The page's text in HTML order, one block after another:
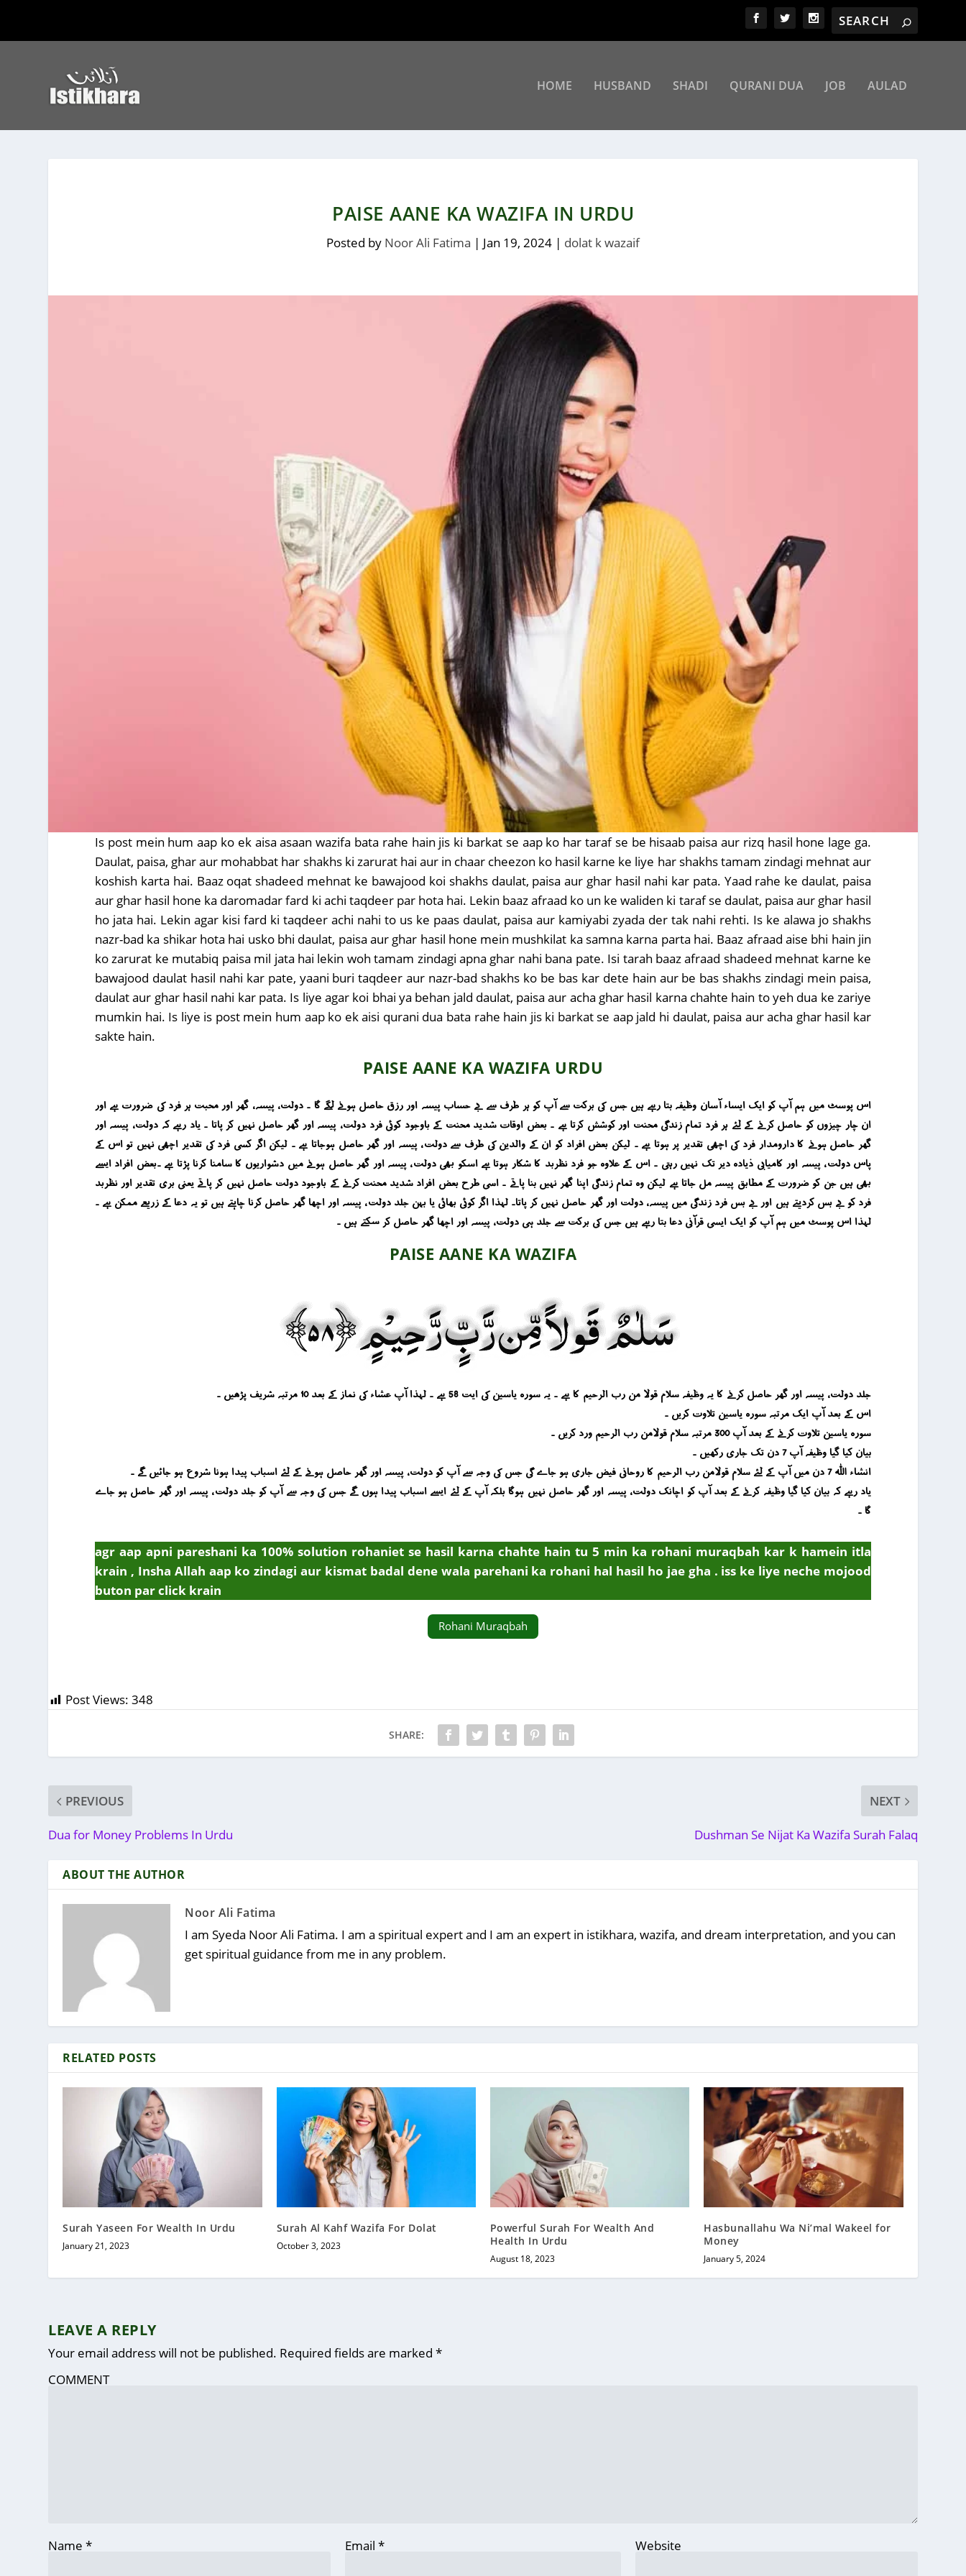
HOME HUSBAND SHADI QURANI DUA JOB AULAD
PAISE AANE KA WAZIFA IN URDU
Posted by Noor Ali Fatima | Jan 19, 2024 | dolat k wazaif
Is post mein hum aap ko ek aisa asaan wazifa bata rahe hain jis ki barkat se aap ko har taraf se be hisaab paisa aur rizq hasil hone lage ga.
Daulat, paisa, ghar aur mohabbat har shakhs ki zarurat hai aur in chaar cheezon ko hasil karne ke liye har shakhs tamam zindagi mehnat aur
koshish karta hai. Baaz oqat shadeed mehnat ke bawajood koi shakhs daulat, paisa aur ghar hasil nahi kar pata. Yaad rahe ke daulat, paisa
aur ghar hasil hone ka daromadar fard ki achi taqdeer par hota hai. Lekin baaz afraad ko un ke waliden ki taraf se daulat, paisa aur ghar hasil
ho jata hai. Lekin agar kisi fard ki taqdeer achi nahi to us ke paas daulat, paisa aur kamiyabi zyada der tak nahi rehti. Is ke alawa jo shakhs
nazr-bad ka shikar hota hai usko bhi daulat, paisa aur ghar hasil hone mein mushkilat ka samna karna parta hai. Baaz afraad aise bhi hain jin
ko zarurat ke mutabiq paisa mil jata hai lekin woh tamam zindagi apna ghar nahi bana pate. Isi tarah baaz afraad shadeed mehnat karne ke
bawajood daulat hasil nahi kar pate, yaani buri taqdeer aur nazr-bad shakhs ko be bas kar dete hain aur be bas shakhs zindagi mein paisa,
daulat aur ghar hasil nahi kar pata. Is liye agar koi bhai ya behan jald daulat, paisa aur acha ghar hasil karna chahte hain to yeh dua ke zariye
mumkin hai. Is liye is post mein hum aap ko ek aisi qurani dua bata rahe hain jis ki barkat se aap jald hi daulat, paisa aur acha ghar hasil kar
sakte hain.
PAISE AANE KA WAZIFA URDU
اس پوسٹ میں ہم آپ کو ایک ایساء آسان وظیفہ بتا رہے ہیں جس کی برکت سے آپ کو ہر طرف سے بے حساب پیسہ اور رزق حاصل ہونے لگے گا ۔ دولت ، پیسہ ، گھر اور محبت ہر فرد کی ضرورت ہے اور
ان چار چیزوں کو حاصل کرنے کے لئے ہر فرد تمام زندگی محنت اور کوشش کرتا ہے ۔ بعض اوقات شدید محنت کے باوجود کوئی فرد دولت ، پیسہ اور گھر حاصل نہیں کر پاتا ۔ یاد رہے کہ دولت ، پیسہ اور
گھر حاصل ہونے کا دارومدار فرد کی اچھی تقدیر پر ہوتا ہے ۔ لیکن بعض افراد کو ان کے والدین کی طرف سے دولت ، پیسہ اور گھر حاصل ہوجاتا ہے ۔ لیکن اگر کسی فرد کی تقدیر اچھی نہیں تو اس کے
پاس دولت ، پیسہ اور کامیابی ذیادہ دیر تک نہیں رہتی ۔ اس کے علاوہ جو فرد نظربد کا شکار ہوتا ہے اسکو بھی دولت ، پیسہ اور گھر حاصل ہونے میں دشواریوں کا سامنا کرنا پڑتا ہے ۔بعض افراد ایسے
بھی ہیں جن کو ضرورت کے مطابق پیسہ مل جاتا ہے لیکن وہ تمام زندگی اپنا گھر نہیں بنا پاتے ۔ اسی طرح بعض افراد شدید محنت کرنے کے باوجود دولت حاصل نہیں کر پاتے یعنی بری تقدیر اور نظربد
فرد کو بے بس کردیتے ہیں اور بے بس فرد زندگی میں پیسہ ، دولت اور گھر حاصل نہیں کر پاتا۔ لہذا اگر کوئی بھائی یا بہن جلد دولت ، پیسہ اور اچھا گھر حاصل کرنا چاہتے ہیں تو یہ دعا کے زریعے ممکن ہے ۔
لہذا اس پوسٹ میں ہم آپ کو ایک ایسی قرآنی دعا بتا رہے ہیں جس کی برکت سے جلد ہی دولت ، پیسہ اور اچھا گھر حاصل کر سکتے ہیں ۔
PAISE AANE KA WAZIFA
جلد دولت ، پیسہ اور گھر حاصل کرنے کا یہ وظیفہ سلام قولا من رب الرحیم کا ہے ۔ یہ سورہ یاسین کی ایت 58 ہے ۔ لہذا آپ عشاء کی نماز کے بعد 10 مرتبہ شریف پڑھیں ۔
اس کے بعد آپ ایک مرتبہ سورہ یاسین تلاوت کریں ۔
سورہ یاسین تلاوت کرنے کے بعد آپ 300 مرتبہ سلام قولامن رب الرحیم ورد کریں ۔
بیان کیا گیا وظیفہ آپ 7 دن تک جاری رکھیں ۔
انشاء اللہ 7 دن میں آپ کے لئے سلام قولامن رب الرحیم کا روحانی فیض جاری ہو جاے گی جس کی وجہ سے آپ کو دولت ، پیسہ اور گھر حاصل ہونے کے لئے اسباب پیدا ہونا شروع ہو جائیں گے ۔
یاد رہے کہ بیان کیا گیا وظیفہ کرنے کے بعد آپ کو اچانک دولت ، پیسہ اور گھر حاصل نہیں ہوگا بلکہ آپ کے لئے ایسے اسباب پیدا ہوں گے جس کی وجہ سے آپ کو جلد دولت ، پیسہ اور گھر حاصل ہو جاے
گا ۔
agr aap apni pareshani ka 100% solution rohaniet se hasil karna chahte hain tu 5 min ka rohani muraqbah kar k hamein itla
krain , Insha Allah aap ko zindagi aur kismat badal dene wala parehani ka rohani hal hasil ho jae gha . iss ke liye neche mojood
buton par click krain
Rohani Muraqbah
Post Views: 348
SHARE:
PREVIOUS
Dua for Money Problems In Urdu
NEXT
Dushman Se Nijat Ka Wazifa Surah Falaq
ABOUT THE AUTHOR
Noor Ali Fatima
I am Syeda Noor Ali Fatima. I am a spiritual expert and I am an expert in istikhara, wazifa, and dream interpretation, and you can
get spiritual guidance from me in any problem.
RELATED POSTS
Surah Yaseen For Wealth In Urdu
January 21, 2023
Surah Al Kahf Wazifa For Dolat
October 3, 2023
Powerful Surah For Wealth And
Health In Urdu
August 18, 2023
Hasbunallahu Wa Ni’mal Wakeel for
Money
January 5, 2024
LEAVE A REPLY
Your email address will not be published. Required fields are marked*
COMMENT
Name* Email* Website